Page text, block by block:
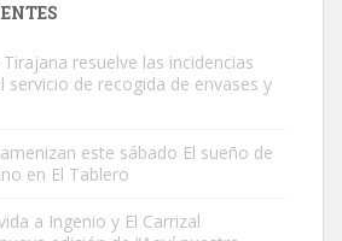
en la calle hace menos de un mes,
resuelve las incidencias
servicio de recogida de envases y
este sábado El sueño de
en El Tablero
a Ingenio y El Carrizal